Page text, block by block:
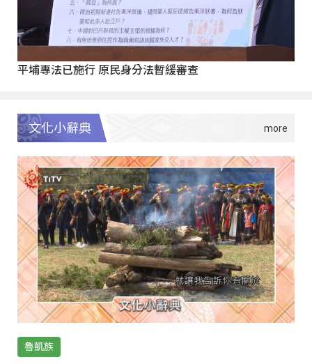
平埔專法已施行 原民身分法暫緩審查
文化小辭典
魯凱族